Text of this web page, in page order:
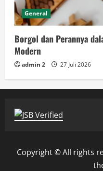
General
Borgol dan Perannya
Modern
admin 2 27 Juli 2026
Copyright © All rights